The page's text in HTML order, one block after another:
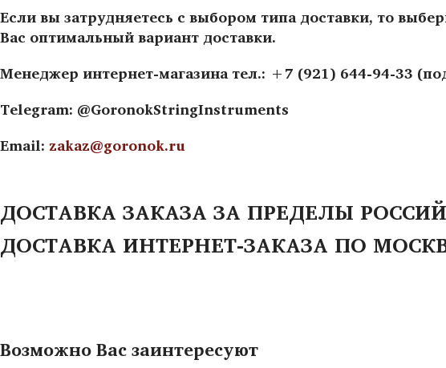
Если вы затрудняетесь с выбором типа доставки, то
Вас оптимальный вариант доставки.
Менеджер интернет-магазина тел.: +7 (921) 644-94-33
Telegram: @GoronokStringInstruments
Email: zakaz@goronok.ru
ДОСТАВКА ЗАКАЗА ЗА ПРЕДЕЛЫ
ДОСТАВКА ИНТЕРНЕТ-ЗАКАЗА ПО
Возможно Вас заинтересуют